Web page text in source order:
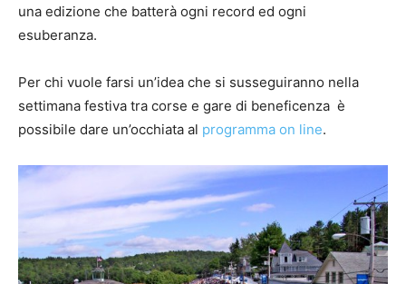
una edizione che batterà ogni record ed ogni
esuberanza.
Per chi vuole farsi un’idea che si susseguiranno nella
settimana festiva tra corse e gare di beneficenza è
possibile dare un’occhiata al programma on line.